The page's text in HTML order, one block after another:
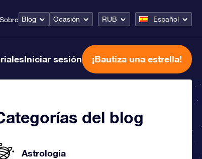
Sobre Blog Ocasión RUB Español
Iniciar sesión ¡Bautiza una estrella!
del blog
Astrologia